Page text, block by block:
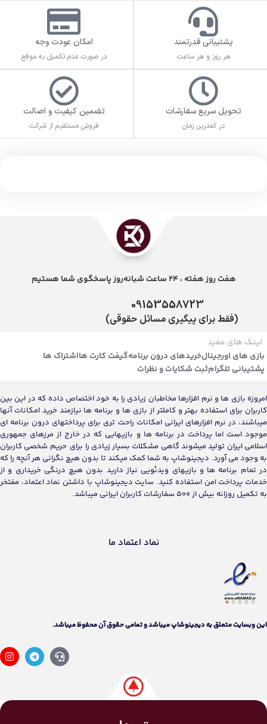
پشتیبانی قدرتمند
هر روز و هر ساعت
امکان عودت وجه
در صورت عدم تکمیل به موقع
تحویل سریع سفارشات
در کمترین زمان
تضمین کیفیت و اصالت
فروش مستقیم از شرکت
هفت روز هفته ، 24 ساعت شبانه‌روز پاسخگوی شما هستیم
09153558723
(فقط برای پیگیری مسائل حقوقی)
لینک های مفید
بازی های اورجینالخریدهای درون برنامهگیفت کارت هااشتراک ها
پشتیبانی تلگرامثبت شکایات و نظرات
امروزه بازی ها و نرم افزارها مخاطبان زیادی را به خود اختصاص داده که در این بین
کاربران برای استفاده بهتر و کاملتر از بازی ها و برنامه ها نیازمند خرید امکانات آنها
میباشند، در نرم افزارهای ایرانی امکانات راحت تری برای پرداختهای درون برنامه ای
موجود است اما پرداخت در برنامه ها و بازیهایی که در خارج از مرزهای جمهوری
اسلامی ایران تولید میشوند گاهی مشکلات بسیار زیادی را برای حریم شخصی کاربران
به وجود می آورد. دیجینوشاپ به شما کمک میکند تا بدون هیچ نگرانی هر آنچه را که
در تمام برنامه ها و بازیهای ویدئویی نیاز دارید بدون هیچ درنگی خریداری و از
خدمات پرداخت امن استفاده کنید. سایت دیجینوشاپ با داشتن نماد اعتماد، مفتخر
به تکمیل روزانه بیش از 500 سفارشات کاربران ایرانی میباشد.
نماد اعتماد ما
اين وبسايت متعلق به دیجینوشاپ ميباشد و تمامی حقوق آن محفوظ ميباشد.